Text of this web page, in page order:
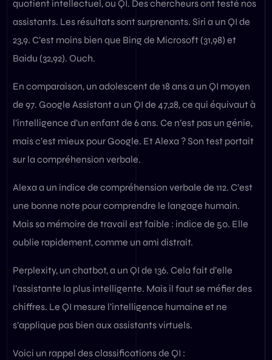
quotient intellectuel, ou QI. Des chercheurs ont testé nos
assistants. Les résultats sont surprenants. Siri a un QI de
23,9. C’est moins bien que Bing de Microsoft (31,98) et
Baidu (32,92). Ouch.
En comparaison, un adolescent de 18 ans a un QI moyen
de 97. Google Assistant a un QI de 47,28, ce qui équivaut à
l’intelligence d’un enfant de 6 ans. Ce n’est pas un génie,
mais c’est mieux pour Google. Et Alexa ? Son test portait
sur la compréhension verbale.
Alexa a un indice de compréhension verbale de 112. C’est
une bonne note pour comprendre le langage humain.
Mais sa mémoire de travail est faible : indice de 50. Elle
oublie rapidement, comme un ami distrait.
Perplexity, un chatbot, a un QI de 136. Cela fait d’elle
l’assistante la plus intelligente. Mais il faut se méfier des
chiffres. Le QI mesure l’intelligence humaine et ne
s’applique pas bien aux assistants virtuels.
Voici un rappel des classifications de QI :